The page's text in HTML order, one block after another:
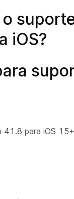
iOS?
para iOS